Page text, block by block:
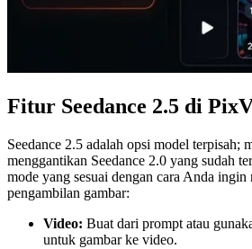
Fitur Seedance 2.5 di
Seedance 2.5 adalah opsi model terpisah;
menggantikan Seedance 2.0 yang sudah
mode yang sesuai dengan cara Anda ingin
pengambilan gambar:
Video: Buat dari prompt atau
untuk gambar ke video.